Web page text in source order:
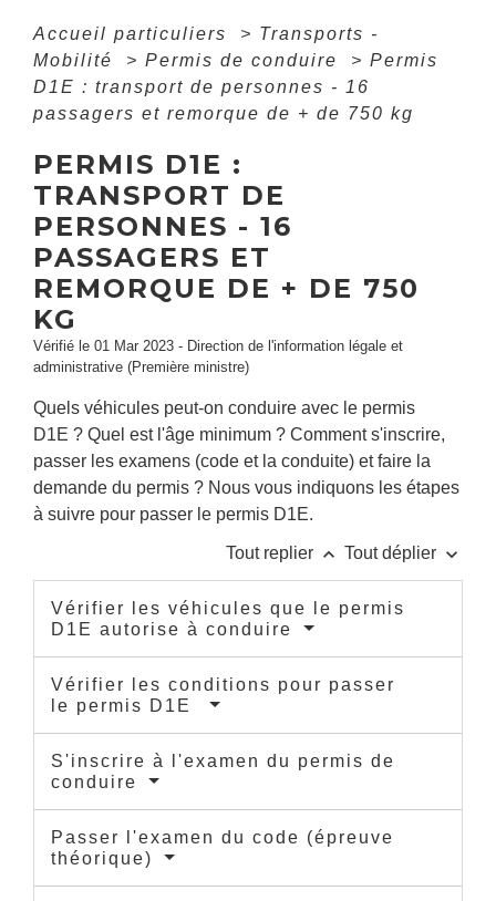
Accueil particuliers > Transports -
Mobilité
> Permis de conduire > Permis
D1E : transport de personnes - 16
passagers et remorque de + de 750 kg
PERMIS D1E :
TRANSPORT DE
PERSONNES - 16
PASSAGERS ET
REMORQUE DE + DE 750
KG
Vérifié le 01 Mar 2023 - Direction de l'information légale et
administrative (Première ministre)
Quels véhicules peut-on conduire avec le permis
D1E ? Quel est l'âge minimum ? Comment s'inscrire,
passer les examens (code et la conduite) et faire la
demande du permis ? Nous vous indiquons les étapes
à suivre pour passer le permis D1E.
Tout replier keyboard_arrow_up Tout déplier keyboard_arrow_down
Vérifier les véhicules que le permis
D1E autorise à conduire
Vérifier les conditions pour passer
le permis D1E
S'inscrire à l'examen du permis de
conduire
Passer l'examen du code (épreuve
théorique)